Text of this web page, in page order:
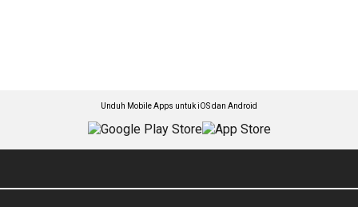
Unduh Mobile Apps untuk iOS dan Android